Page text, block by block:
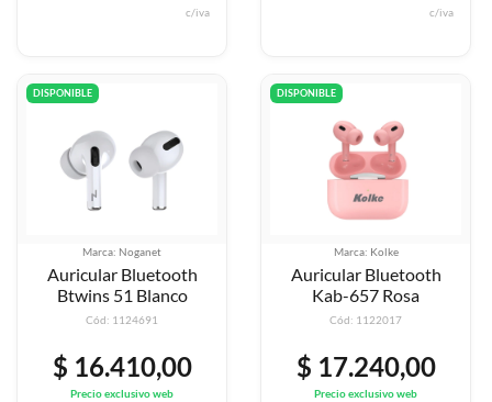
c/iva c/iva
DISPONIBLE
Marca: Noganet
Auricular Bluetooth
Btwins 51 Blanco
Cód: 1124691
$ 16.410,00
Precio exclusivo web
DISPONIBLE
Marca: Kolke
Auricular Bluetooth
Kab-657 Rosa
Cód: 1122017
$ 17.240,00
Precio exclusivo web